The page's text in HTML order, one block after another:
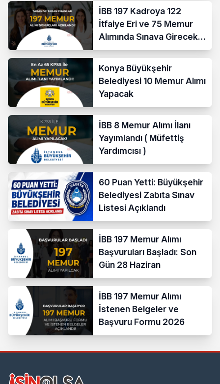
İBB 197 Kadroya 122
İtfaiye Eri ve 75 Memur
Alımında Sınava Girecek
712 Aday Belli Oldu
Konya Büyükşehir
Belediyesi 10 Memur Alımı
Yapacak
İBB 8 Memur Alımı İlanı
Yayımlandı ( Müfettiş
Yardımcısı )
60 Puan Yetti: Büyükşehir
Belediyesi Zabıta Sınav
Listesi Açıklandı
İBB 197 Memur Alımı
Başvuruları Başladı: Son
Gün 28 Haziran
İBB 197 Memur Alımı
İstenen Belgeler ve
Başvuru Formu 2026